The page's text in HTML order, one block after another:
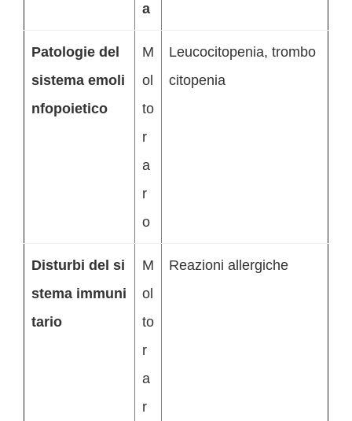
a
Patologie del
sistema emoli
nfopoietico
M
ol
to
r
a
r
o
Leucocitopenia, trombo
citopenia
Disturbi del si
stema immuni
tario
M
ol
to
r
a
r
Reazioni allergiche